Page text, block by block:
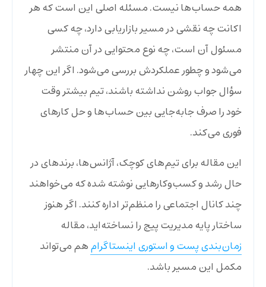
همه حساب‌ها نیست. مسئله اصلی این است که هر
اکانت چه نقشی در مسیر بازاریابی دارد، چه کسی
مسئول آن است، چه نوع محتوایی در آن منتشر
می‌شود و چطور عملکردش بررسی می‌شود. اگر این چهار
سؤال جواب روشن نداشته باشند، تیم بیشتر وقت
خود را صرف جابه‌جایی بین حساب‌ها و حل کارهای
فوری می‌کند.
این مقاله برای تیم‌های کوچک، آژانس‌ها، برندهای در
حال رشد و کسب‌وکارهایی نوشته شده که می‌خواهند
چند کانال اجتماعی را منظم‌تر اداره کنند. اگر هنوز
ساختار پایه مدیریت پیج را نساخته‌اید، مقاله
زمان‌بندی پست و استوری اینستاگرامهم می‌تواند
مکمل این مسیر باشد.